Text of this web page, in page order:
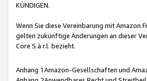
KÜNDIGEN.
Wenn Sie diese Vereinbarung mit Amazon
gelten zukünftige Änderungen an dieser
Core S.à r.l. bezieht.
Anhang 1Amazon-Gesellschaften und